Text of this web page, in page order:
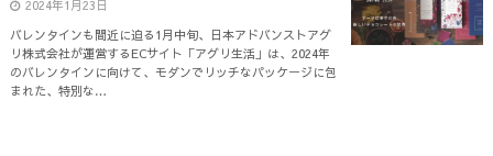
2024年1月23日
バレンタインも間近に迫る1月中旬、日本アドバンストアグ
リ株式会社が運営するECサイト「アグリ生活」は、2024年
のバレンタインに向けて、モダンでリッチなパッケージに包
まれた、特別な…